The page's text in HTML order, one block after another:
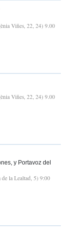
Viñes, 22, 24) 9.00
Viñes, 22, 24) 9.00
y Portavoz del
la Lealtad, 5) 9:00